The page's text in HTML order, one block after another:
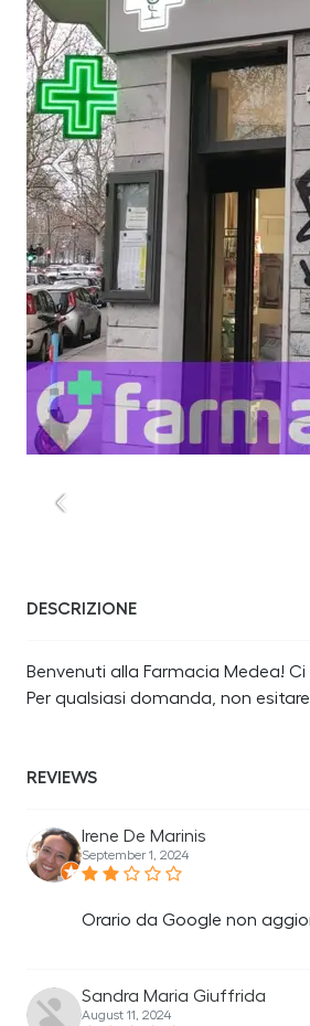
DESCRIZIONE
Benvenuti alla Farmacia Medea! Ci
Per qualsiasi domanda, non
REVIEWS
Irene De Marinis
September 1, 2024
Orario da Google non
Sandra Maria Giuffrida
August 11, 2024